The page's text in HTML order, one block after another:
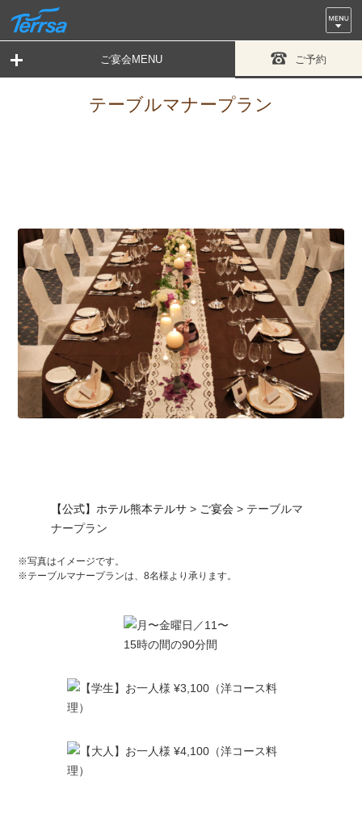
ご宴会MENU ご予約
テーブルマナープラン
【公式】ホテル熊本テルサ> ご宴会> テーブルマ
ナープラン
※写真はイメージです。
※テーブルマナープランは、8名様より承ります。